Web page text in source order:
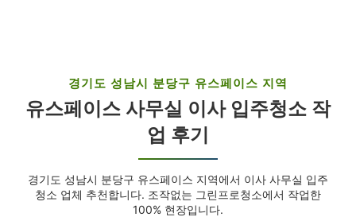
경기도 성남시 분당구 유스페이스 지역
유스페이스 사무실 이사 입주청소 작
업 후기
경기도 성남시 분당구 유스페이스 지역에서 이사 사무실 입주
청소 업체 추천합니다. 조작없는 그린프로청소에서 작업한
100% 현장입니다.